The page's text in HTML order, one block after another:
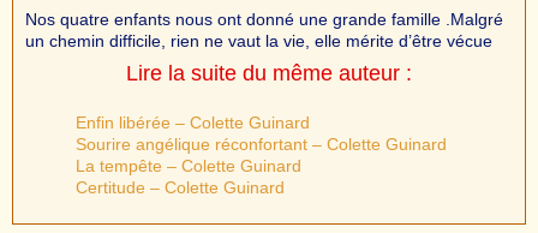
Nos quatre enfants nous ont donné une grande famille .Malgré
un chemin difficile, rien ne vaut la vie, elle mérite d’être vécue
Lire la suite du même auteur :
Enfin libérée – Colette Guinard
Sourire angélique réconfortant – Colette Guinard
La tempête – Colette Guinard
Certitude – Colette Guinard